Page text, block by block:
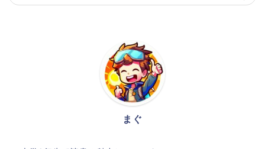
まぐ